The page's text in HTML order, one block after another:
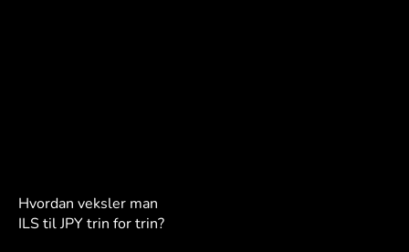
Hvordan veksler man
ILS til JPY trin for trin?